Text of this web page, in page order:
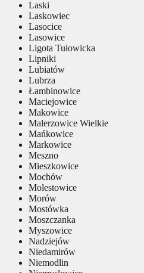
Laski
Laskowiec
Lasocice
Lasowice
Ligota Tułowicka
Lipniki
Lubiatów
Lubrza
Łambinowice
Maciejowice
Makowice
Malerzowice Wielkie
Mańkowice
Markowice
Meszno
Mieszkowice
Mochów
Molestowice
Morów
Mostówka
Moszczanka
Myszowice
Nadziejów
Niedamirów
Niemodlin